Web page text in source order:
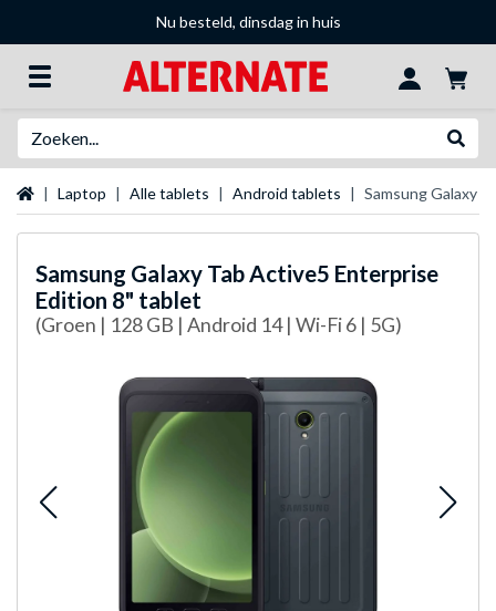
Nu besteld, dinsdag in huis
Startpagina
Laptop Alle tablets Android tablets Samsung Galaxy
Samsung Galaxy Tab Active5 Enterprise
Edition 8" tablet
(Groen | 128 GB | Android 14 | Wi-Fi 6 | 5G)